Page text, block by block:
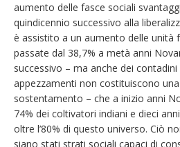
aumento delle fasce sociali
quindicennio successivo alla
è assistito a un aumento delle unità
passate dal 38,7% a metà anni
successivo – ma anche dei
appezzamenti non costituiscono
sostentamento – che a inizio anni
74% dei coltivatori indiani e dieci
oltre l’80% di questo universo. Ciò
siano stati strati sociali capaci di